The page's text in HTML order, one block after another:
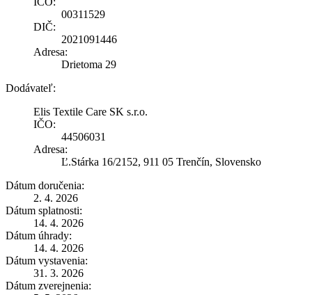
00311529
DIČ:
2021091446
Adresa:
Drietoma 29
Dodávateľ:
Elis Textile Care SK s.r.o.
IČO:
44506031
Adresa:
Ľ.Stárka 16/2152, 911 05 Trenčín, Slovensko
Dátum doručenia:
2. 4. 2026
Dátum splatnosti:
14. 4. 2026
Dátum úhrady:
14. 4. 2026
Dátum vystavenia:
31. 3. 2026
Dátum zverejnenia: